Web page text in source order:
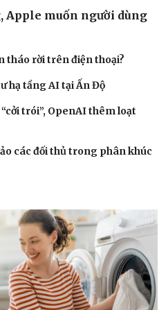
Apple muốn người dùng
tháo rời trên điện thoại?
hạ tầng AI tại Ấn Độ
trói”, OpenAI thêm loạt
các đối thủ trong phân khúc